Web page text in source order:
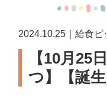
2024.10.25｜給食ピ
【10月25
つ】【誕生